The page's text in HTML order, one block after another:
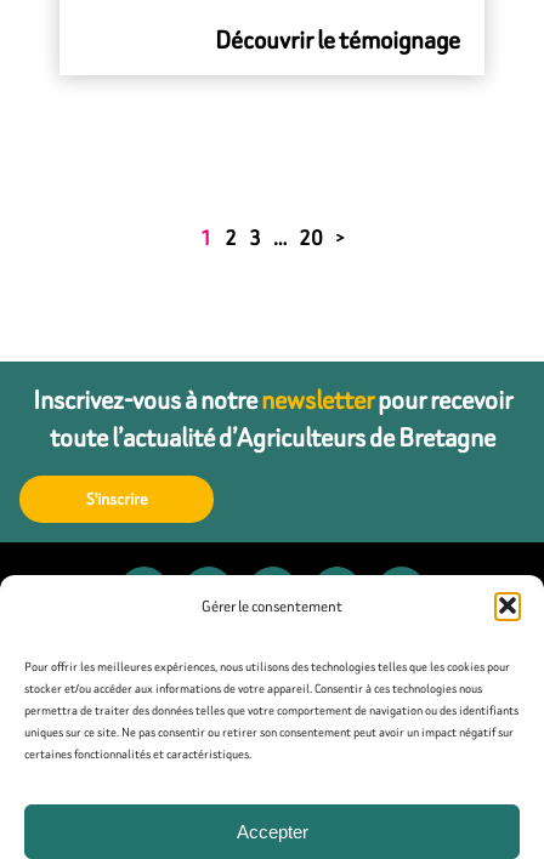
Gérer le consentement
Pour offrir les meilleures expériences, nous utilisons des technologies telles que les cookies pour
stocker et/ou accéder aux informations de votre appareil. Consentir à ces technologies nous
permettra de traiter des données telles que votre comportement de navigation ou des identifiants
uniques sur ce site. Ne pas consentir ou retirer son consentement peut avoir un impact négatif sur
certaines fonctionnalités et caractéristiques.
Accepter
Découvrir le témoignage
1 2 3 … 20 >
Inscrivez-vous à notrenewsletterpour recevoir
toute l’actualité d’Agriculteurs de Bretagne
S'inscrire
Contact
Presse
Politique de confidentialité